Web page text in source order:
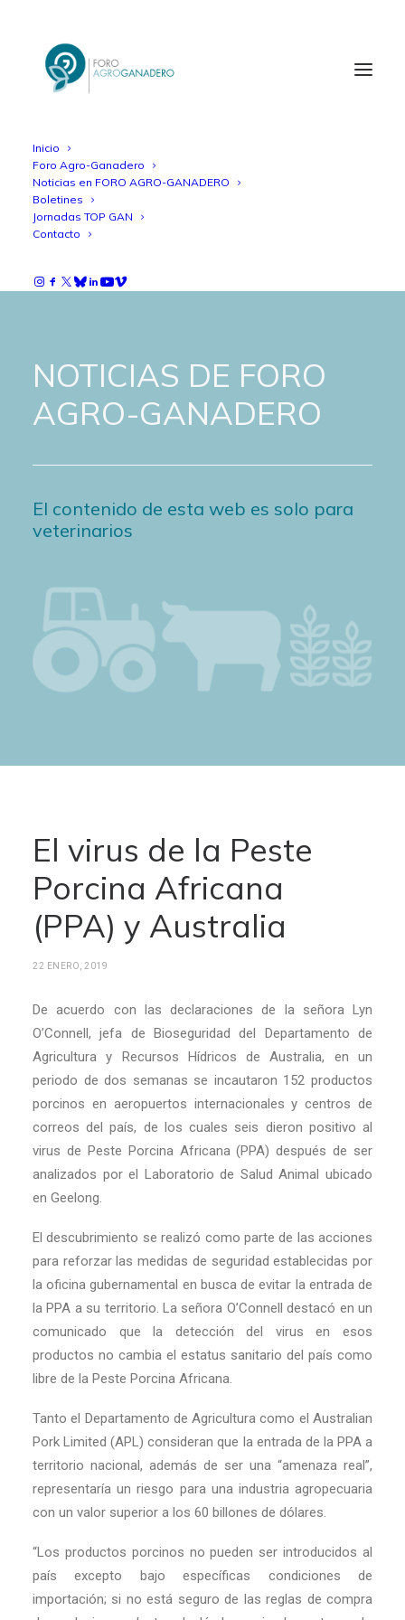
Inicio
Foro Agro-Ganadero
Noticias en FORO AGRO-GANADERO
Boletines
Jornadas TOP GAN
Contacto
NOTICIAS DE FORO
AGRO-GANADERO
El contenido de esta web es solo para
veterinarios
El virus de la Peste
Porcina Africana
(PPA) y Australia
22 ENERO, 2019
De acuerdo con las declaraciones de la señora Lyn
O’Connell, jefa de Bioseguridad del Departamento de
Agricultura y Recursos Hídricos de Australia, en un
periodo de dos semanas se incautaron 152 productos
porcinos en aeropuertos internacionales y centros de
correos del país, de los cuales seis dieron positivo al
virus de Peste Porcina Africana (PPA) después de ser
analizados por el Laboratorio de Salud Animal ubicado
en Geelong.
El descubrimiento se realizó como parte de las acciones
para reforzar las medidas de seguridad establecidas por
la oficina gubernamental en busca de evitar la entrada de
la PPA a su territorio. La señora O’Connell destacó en un
comunicado que la detección del virus en esos
productos no cambia el estatus sanitario del país como
libre de la Peste Porcina Africana.
Tanto el Departamento de Agricultura como el Australian
Pork Limited (APL) consideran que la entrada de la PPA a
territorio nacional, además de ser una “amenaza real”,
representaría un riesgo para una industria agropecuaria
con un valor superior a los 60 billones de dólares.
“Los productos porcinos no pueden ser introducidos al
país excepto bajo específicas condiciones de
importación; si no está seguro de las reglas de compra